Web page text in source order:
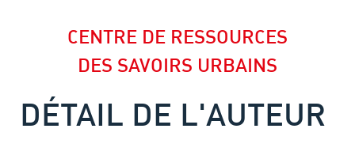
CENTRE DE RESSOURCES
DES SAVOIRS URBAINS
DÉTAIL DE L'AUTEUR